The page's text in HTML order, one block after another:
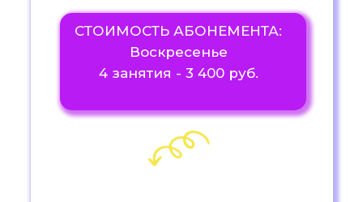
СТОИМОСТЬ АБОНЕМЕНТА:
Воскресенье
4 занятия - 3 400 руб.